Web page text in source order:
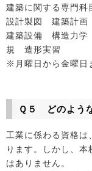
建築に関する専門科
設計製図 建築計
建築設備 構造力
規 造形実習
※月曜日から金曜日
Ｑ５ どのよう
工業に係わる資格は
ります。しかし、
はありません。